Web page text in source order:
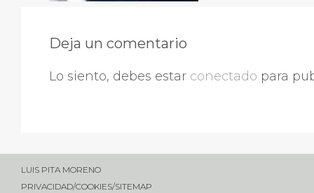
Deja un comentario
Lo siento, debes estar conectado para
LUIS PITA MORENO
PRIVACIDAD/COOKIES/SITEMAP